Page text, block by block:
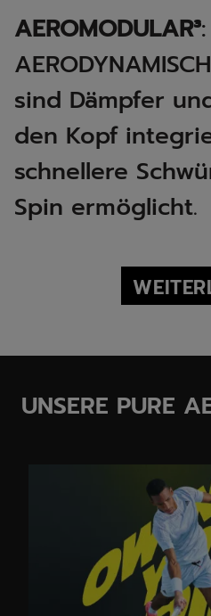
AEROMODULAR³
sind Dämpfer
den Kopf
schnellere
Spin ermöglicht.
UNSERE PURE